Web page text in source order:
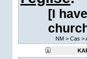
[I
NM> Cas >